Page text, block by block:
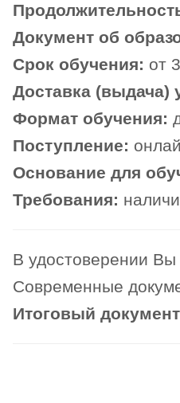
Документ об
Срок обучения: от
Доставка (выдача)
Формат обучения:
Поступление:
Основание для
Требования:
В удостоверении
Современные
Итоговый